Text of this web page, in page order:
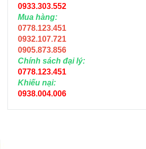
0933.303.552
Mua hàng:
0778.123.451
0932.107.721
0905.873.856
Chính sách đại lý:
0778.123.451
Khiếu nại:
0938.004.006